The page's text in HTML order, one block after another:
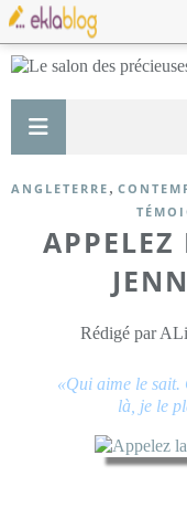
ANGLETERRE ,
Rédigé par
«Qui aime le sait.
là, je le